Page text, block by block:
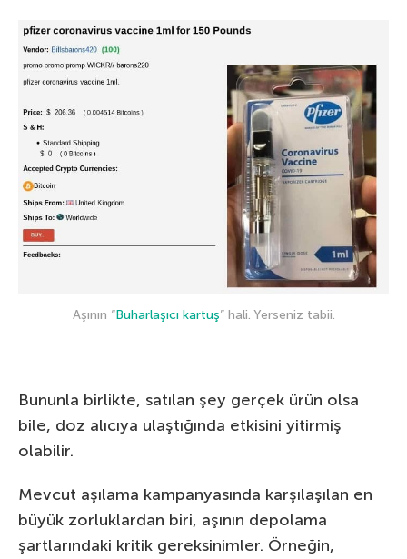
Aşının “Buharlaşıcı kartuş” hali. Yerseniz tabii.
Bununla birlikte, satılan şey gerçek ürün olsa
bile, doz alıcıya ulaştığında etkisini yitirmiş
olabilir.
Mevcut aşılama kampanyasında karşılaşılan en
büyük zorluklardan biri, aşının depolama
şartlarındaki kritik gereksinimler. Örneğin,